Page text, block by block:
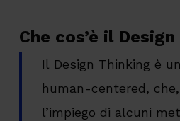
Che cos’è il
Il Design Thinking è
human-centered,
l’impiego di alcuni